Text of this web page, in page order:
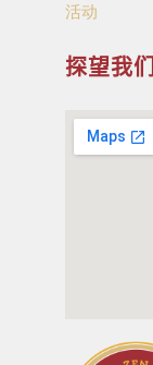
活动
探望我们